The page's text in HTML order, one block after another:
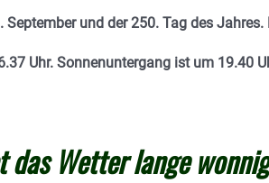
und der 250. Tag des Jahres.
Uhr. Sonnenuntergang ist um 19.40
Wetter lange